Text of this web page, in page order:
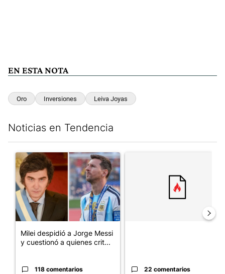
EN ESTA NOTA
Oro Inversiones Leiva Joyas
Noticias en Tendencia
Un artículo de tendencia con el título "Milei despidió a Jorge
Milei despidió a Jorge Messi
y cuestionó a quienes crit...
118 comentarios 22 comentarios